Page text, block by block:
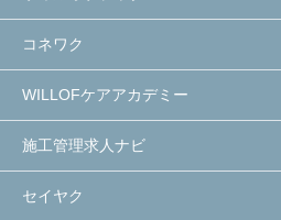
コネワク
WILLOFケアアカデミー
施工管理求人ナビ
セイヤク